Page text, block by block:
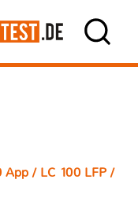
/ LC 100 LFP /